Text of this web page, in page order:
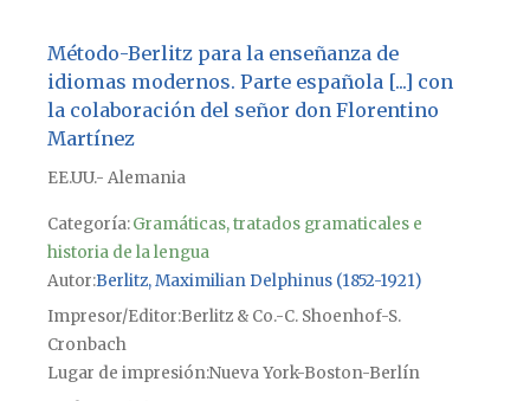
Método-Berlitz para la enseñanza de
idiomas modernos. Parte española [...] con
la colaboración del señor don Florentino
Martínez
EE.UU.- Alemania
Categoría:Gramáticas, tratados gramaticales e
historia de la lengua
Autor Berlitz, Maximilian Delphinus (1852-1921)
Impresor/Editor Berlitz & Co.-C. Shoenhof-S.
Cronbach
Lugar de impresiónNueva York-Boston-Berlín